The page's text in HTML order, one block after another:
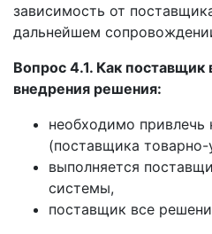
зависимость от
дальнейшем
Вопрос 4.1. Как поставщик
внедрения решения:
необходимо привлечь
(поставщика
выполняется
системы,
поставщик все